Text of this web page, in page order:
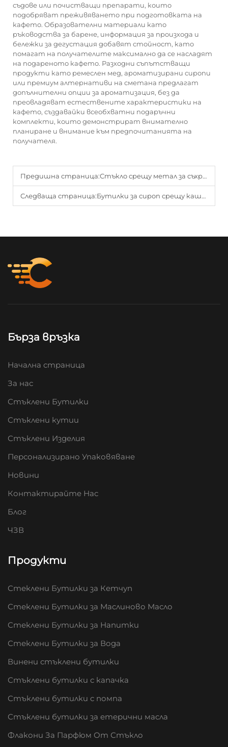
съдове или почистващи препарати, които
подобряват преживяването при подготовката на
кафето. Образователни материали като
ръководства за барене, информация за произхода и
бележки за дегустация добавят стойност, като
помагат на получателите максимално да се насладят
на подареното кафето. Разходни съпътстващи
продукти като ремеслен мед, ароматизирани сиропи
или премиум алтернативи на сметана предлагат
допълнителни опции за ароматизация, без да
преовладяват естествените характеристики на
кафето, създавайки всеобхватни подаръчни
комплекти, които демонстрират внимателно
планиране и внимание към предпочитанията на
получателя.
Предишна страница:Стъкло срещу метал за съхранение на кафе: Кое запазва по-добре свежестта?
Следваща страница:Бутилки за сироп срещу кашлица: Сигурностни функции, които всеки производител трябва да знае
Бърза връзка
Начална страница
За нас
Стъклени Бутилки
Стъклени кутии
Стъклени Изделия
Персонализирано Упаковяване
Новини
Контактирайте Нас
Блог
ЧЗВ
Продукти
Стеклени Бутилки за Кетчуп
Стеклени Бутилки за Маслиново Масло
Стеклени Бутилки за Напитки
Стеклени Бутилки за Вода
Винени стъклени бутилки
Стъклени бутилки с капачка
Стъклени бутилки с помпа
Стъклени бутилки за етерични масла
Флакони За Парфюм От Стъкло